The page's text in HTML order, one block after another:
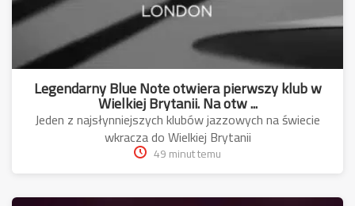
Legendarny Blue Note otwiera pierwszy klub w
Wielkiej Brytanii. Na otw ...
Jeden z najsłynniejszych klubów jazzowych na świecie
wkracza do Wielkiej Brytanii
49 minut temu